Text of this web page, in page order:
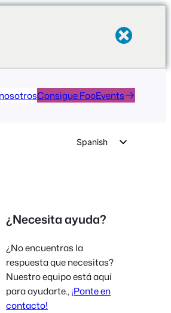
Consigue FooEvents
Spanish
Italian
French
Polish
¿Necesita ayuda?
¿No encuentras la
respuesta que necesitas?
Nuestro equipo está aquí
para ayudarte.,¡Ponte en
contacto!